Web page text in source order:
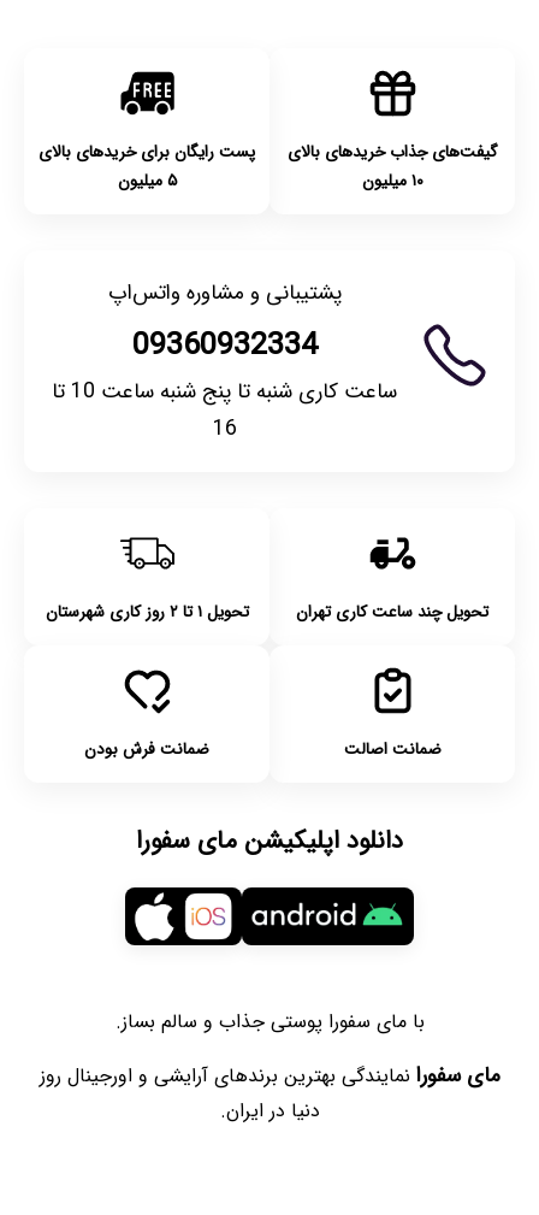
گیفت‌های جذاب خریدهای بالای
۱۰ میلیون
پست رایگان برای خریدهای بالای
۵ میلیون
پشتیبانی و مشاوره واتس‌اپ
09360932334
ساعت کاری شنبه تا پنج شنبه ساعت 10 تا
16
تحویل چند ساعت کاری تهران تحویل ۱ تا ۲ روز کاری شهرستان
ضمانت اصالت ضمانت فرش بودن
دانلود اپلیکیشن مای سفورا
با مای سفورا پوستی جذاب و سالم بساز.
مای سفورا نمایندگی بهترین برندهای آرایشی و اورجینال روز
دنیا در ایران.